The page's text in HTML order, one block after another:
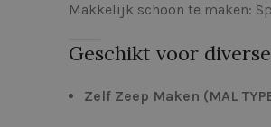
Makkelijk schoon te maken:
Geschikt voor
Zelf Zeep Maken (MAL